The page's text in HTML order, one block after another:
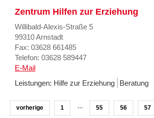
Zentrum Hilfen zur Erziehung
Willibald-Alexis-Straße 5
99310 Arnstadt
Fax: 03628 661485
Telefon: 03628 589447
E-Mail
Leistungen: Hilfe zur Erziehung Beratung
vorherige 1 … 55 56 57